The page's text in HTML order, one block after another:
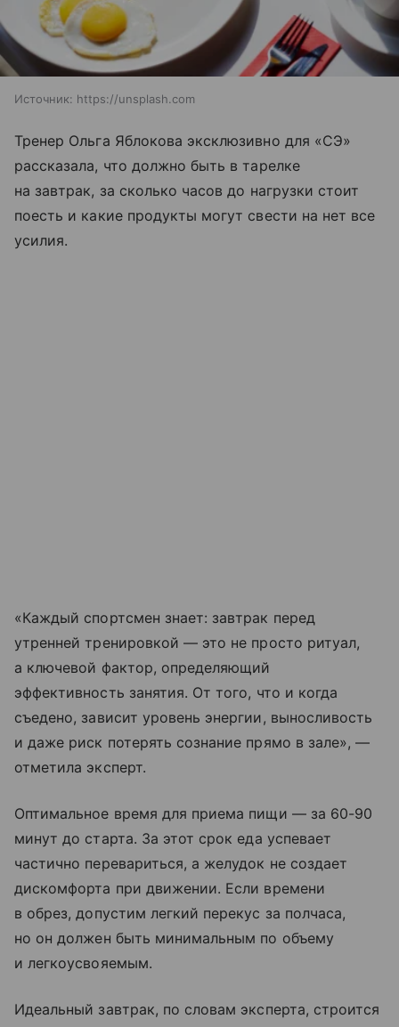
Источник: https://unsplash.com
Тренер Ольга Яблокова эксклюзивно для «СЭ»
рассказала, что должно быть в тарелке
на завтрак, за сколько часов до нагрузки стоит
поесть и какие продукты могут свести на нет все
усилия.
«Каждый спортсмен знает: завтрак перед
утренней тренировкой — это не просто ритуал,
а ключевой фактор, определяющий
эффективность занятия. От того, что и когда
съедено, зависит уровень энергии, выносливость
и даже риск потерять сознание прямо в зале», —
отметила эксперт.
Оптимальное время для приема пищи — за 60-90
минут до старта. За этот срок еда успевает
частично перевариться, а желудок не создает
дискомфорта при движении. Если времени
в обрез, допустим легкий перекус за полчаса,
но он должен быть минимальным по объему
и легкоусвояемым.
Идеальный завтрак, по словам эксперта, строится